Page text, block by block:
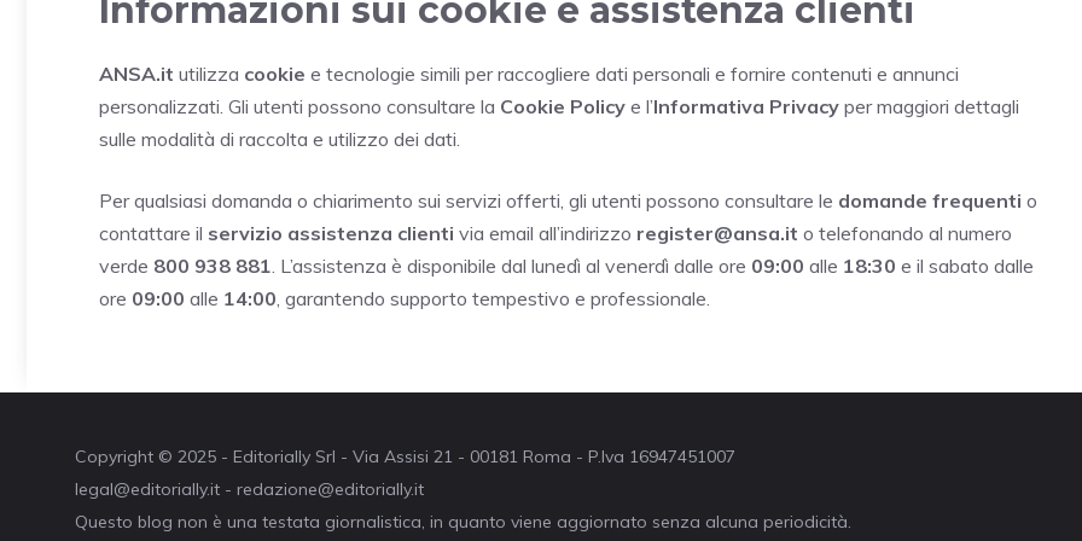
Informazioni sui cookie e assistenza clienti
ANSA.it utilizza cookie e tecnologie simili per raccogliere dati personali e fornire contenuti e annunci
personalizzati. Gli utenti possono consultare la Cookie Policy e l’Informativa Privacy per maggiori dettagli
sulle modalità di raccolta e utilizzo dei dati.
Per qualsiasi domanda o chiarimento sui servizi offerti, gli utenti possono consultare le domande frequenti o
contattare il servizio assistenza clienti via email all’indirizzo register@ansa.it o telefonando al numero
verde 800 938 881. L’assistenza è disponibile dal lunedì al venerdì dalle ore 09:00 alle 18:30 e il sabato dalle
ore 09:00 alle 14:00, garantendo supporto tempestivo e professionale.
Copyright © 2025 - Editorially Srl - Via Assisi 21 - 00181 Roma - P.Iva 16947451007
legal@editorially.it - redazione@editorially.it
Questo blog non è una testata giornalistica, in quanto viene aggiornato senza alcuna periodicità.